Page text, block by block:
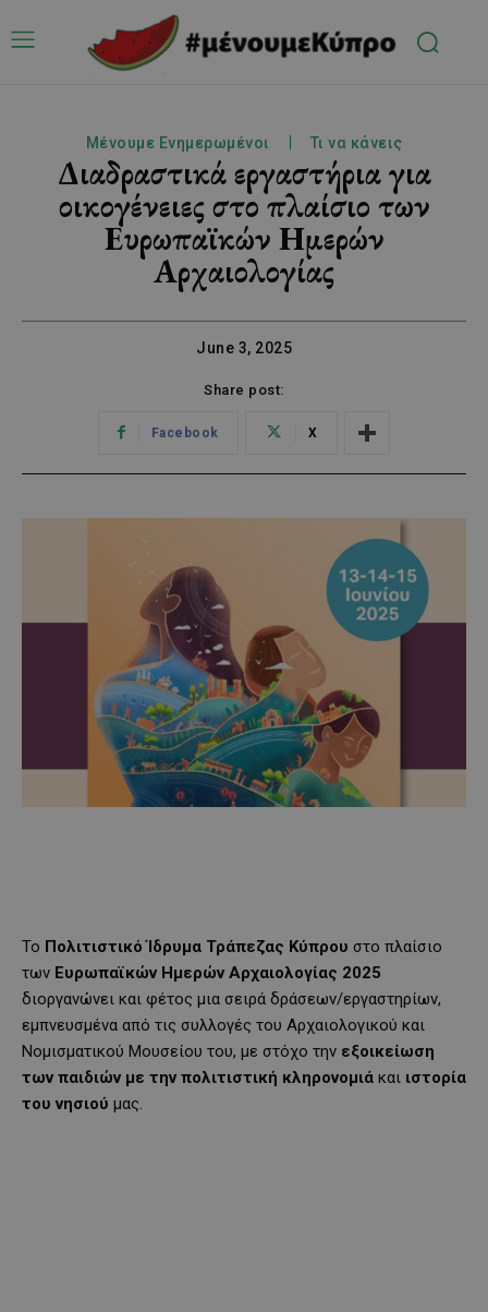
Μένουμε Ενημερωμένοι Τι να κάνεις
Διαδραστικά εργαστήρια για
οικογένειες στο πλαίσιο των
Ευρωπαϊκών Ημερών
Αρχαιολογίας
June 3, 2025
Share post:
Facebook X
Το Πολιτιστικό Ίδρυμα Τράπεζας Κύπρου στο πλαίσιο
των Ευρωπαϊκών Ημερών Αρχαιολογίας 2025
διοργανώνει και φέτος μια σειρά δράσεων/εργαστηρίων,
εμπνευσμένα από τις συλλογές του Αρχαιολογικού και
Νομισματικού Μουσείου του, με στόχο την εξοικείωση
των παιδιών με την πολιτιστική κληρονομιά και ιστορία
του νησιού μας.